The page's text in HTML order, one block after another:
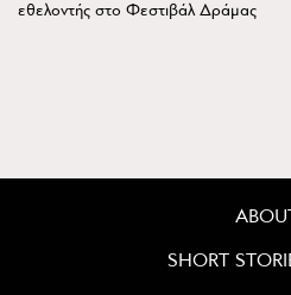
εθελοντής στο Φεστιβάλ Δράμας
SHORT